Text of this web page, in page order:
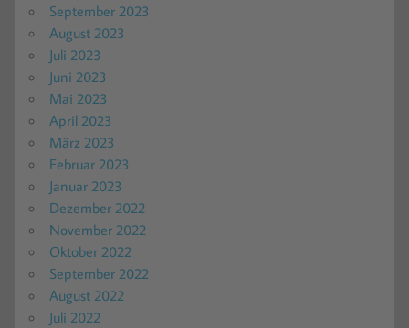
September 2023
August 2023
Juli 2023
Juni 2023
Mai 2023
April 2023
März 2023
Februar 2023
Januar 2023
Dezember 2022
November 2022
Oktober 2022
September 2022
August 2022
Juli 2022